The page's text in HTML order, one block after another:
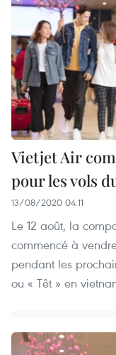
Vietjet Air
pour les vols
13/08/2020 04:11
Le 12 août, la
commencé à
pendant les
ou « Têt » en